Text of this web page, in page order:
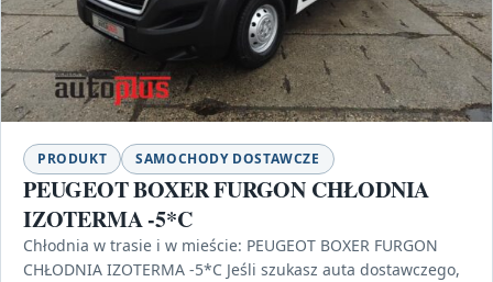
PRODUKT SAMOCHODY DOSTAWCZE
PEUGEOT BOXER FURGON CHŁODNIA
IZOTERMA -5*C
Chłodnia w trasie i w mieście: PEUGEOT BOXER FURGON
CHŁODNIA IZOTERMA -5*C Jeśli szukasz auta dostawczego,